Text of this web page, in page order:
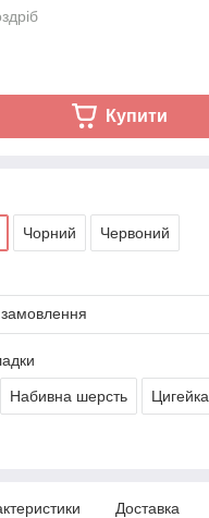
Купити
Чорний Червоний
замовлення
Набивна шерсть Цигейка
Доставка